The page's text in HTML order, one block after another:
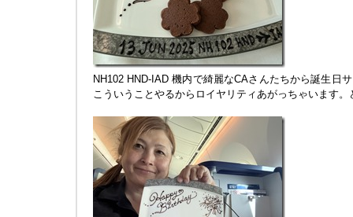
NH102 HND-IAD 機内で綺麗なCAさんたちから誕生日
こういうことやるからロイヤリティあがっちゃいます